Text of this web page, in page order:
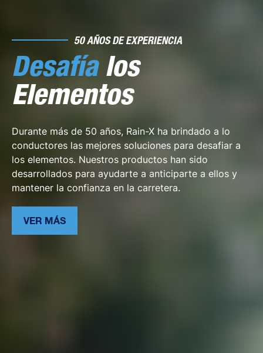
El aliado de los
plásticos
impecables
¡Di adiós al aburrimiento y dale la bienvenida al brillo
con nuestro nuevo restaurador de plásticos!
¡CONSIGUE EL TUYO!